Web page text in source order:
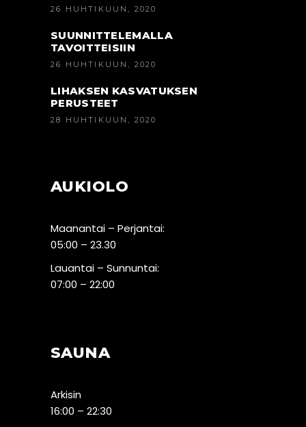
26 HUHTIKUUN, 2020
SUUNNITTELEMALLA
TAVOITTEISIIN
26 HUHTIKUUN, 2020
LIHAKSEN KASVATUKSEN
PERUSTEET
28 HUHTIKUUN, 2020
AUKIOLO
Maanantai – Perjantai:
05:00 – 23.30
Lauantai – Sunnuntai:
07:00 – 22:00
SAUNA
Arkisin
16:00 – 22:30